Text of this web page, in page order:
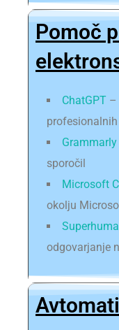
Pomoč
ChatGPT –
Grammarly
sporočil
Microsoft
okolju
odgovarjanje